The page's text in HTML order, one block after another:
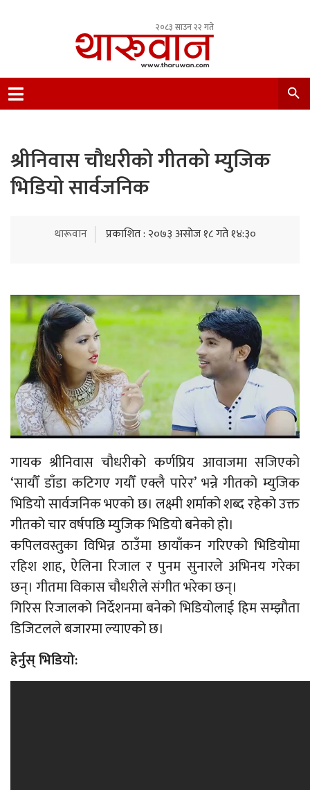
२०८३ साउन २२ गते
Nepal.
श्रीनिवास चाैधरीकाे गीतकाे म्युजिक
भिडियाे सार्वजनिक
थारूवान प्रकाशित : २०७३ असोज १८ गते १४:३०
गायक श्रीनिवास चौधरीको कर्णप्रिय आवाजमा सजिएको
‘सायौँ डाँडा कटिगए गयौँ एक्लै पारेर’ भन्ने गीतको म्युजिक
भिडियो सार्वजनिक भएको छ। लक्ष्मी शर्माको शब्द रहेको उक्त
गीतको चार वर्षपछि म्युजिक भिडियो बनेको हो।
कपिलवस्तुका विभिन्न ठाउँमा छायाँकन गरिएको भिडियोमा
रहिश शाह, ऐलिना रिजाल र पुनम सुनारले अभिनय गरेका
छन्। गीतमा विकास चौधरीले संगीत भरेका छन्।
गिरिस रिजालको निर्देशनमा बनेको भिडियोलाई हिम सम्झौता
डिजिटलले बजारमा ल्याएको छ।
हेर्नुस् भिडियो: